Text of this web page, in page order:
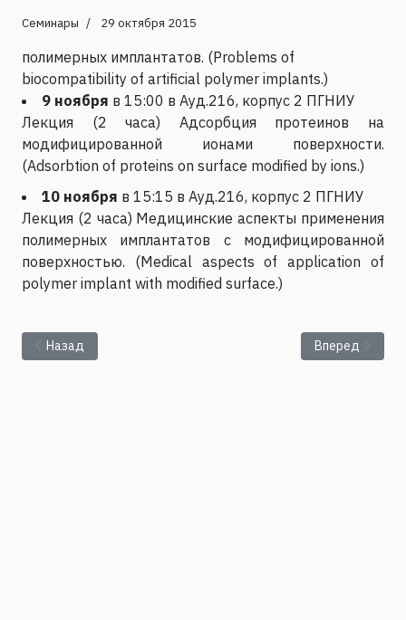
Семинары 29 октября 2015
полимерных имплантатов. (Problems of
biocompatibility of artificial polymer implants.)
9 ноября в 15:00 в Ауд.216, корпус 2 ПГНИУ
Лекция (2 часа) Адсорбция протеинов на
модифицированной ионами поверхности.
(Adsorbtion of proteins on surface modified by ions.)
10 ноября в 15:15 в Ауд.216, корпус 2 ПГНИУ
Лекция (2 часа) Медицинские аспекты применения
полимерных имплантатов с модифицированной
поверхностью. (Medical aspects of application of
polymer implant with modified surface.)
Предыдущий: Представление диссертации Осипенко
Назад Следующий:
Вперед